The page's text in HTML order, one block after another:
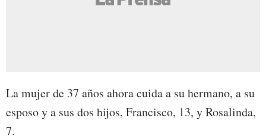
La mujer de 37 años ahora cuida a su hermano, a su
esposo y a sus dos hijos, Francisco, 13, y Rosalinda,
7.